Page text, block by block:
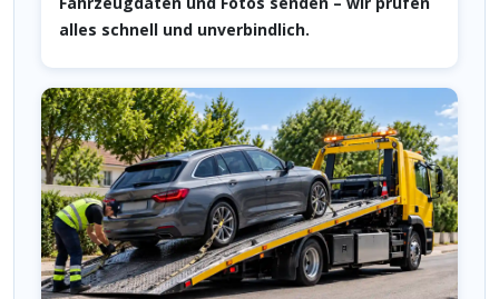
alles schnell und unverbindlich.